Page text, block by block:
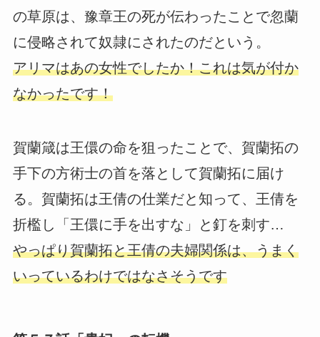
の草原は、豫章王の死が伝わったことで忽蘭
に侵略されて奴隷にされたのだという。
アリマはあの女性でしたか！これは気が付か
なかったです！
賀蘭箴は王儇の命を狙ったことで、賀蘭拓の
手下の方術士の首を落として賀蘭拓に届け
る。賀蘭拓は王倩の仕業だと知って、王倩を
折檻し「王儇に手を出すな」と釘を刺す…
やっぱり賀蘭拓と王倩の夫婦関係は、うまく
いっているわけではなさそうです